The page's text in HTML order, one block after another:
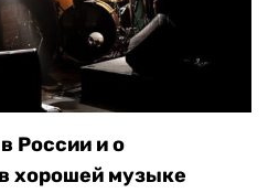
России и о
хорошей музыке